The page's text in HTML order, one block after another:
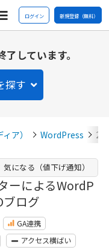
ログイン 新規登録（無料）
しています。
探す
ア） WordPress
ーによるWordP
ブログ
気になる（値下げ通知）
GA連携
アクセス横ばい